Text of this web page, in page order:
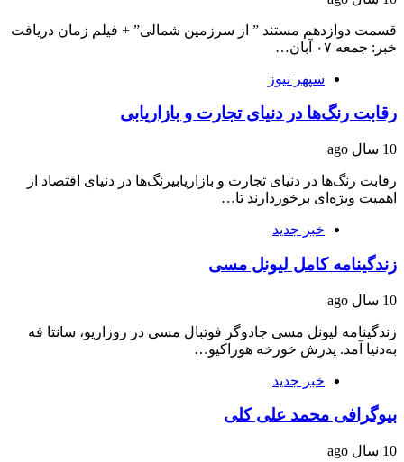
قسمت دوازدهم مستند ” از سرزمین شمالی” + فیلم زمان دریافت
خبر: جمعه ۰۷ آبان…
سپهر نیوز
رقابت رنگ‌ها در دنیای تجارت و بازاریابی
10 سال ago
رقابت رنگ‌ها در دنیای تجارت و بازاریابیرنگ‌ها در دنیای اقتصاد از
اهمیت ویژه‌ای برخوردارند تا…
خبر جدید
زندگینامه کامل لیونل مسی
10 سال ago
زندگینامه لیونل مسی جادوگر فوتبال مسی در روزاریو، سانتا فه
به‌دنیا آمد. پدرش خورخه هوراکیو…
خبر جدید
بیوگرافی محمد علی کلی
10 سال ago